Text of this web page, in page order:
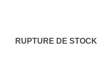
RUPTURE DE STOCK